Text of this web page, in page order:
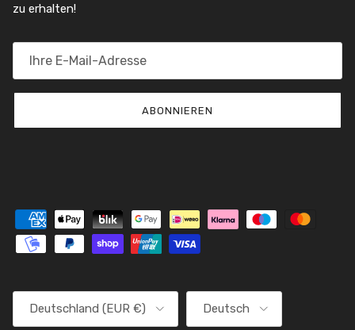
zu erhalten!
ABONNIEREN
Deutschland (EUR €) Deutsch